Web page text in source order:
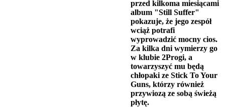
przed kilkoma miesiącami
album "Still Suffer"
pokazuje, że jego zespół
wciąż potrafi
wyprowadzić mocny cios.
Za kilka dni wymierzy go
w klubie 2Progi, a
towarzyszyć mu będą
chłopaki ze Stick To Your
Guns, którzy również
przywiozą ze sobą świeżą
płytę.